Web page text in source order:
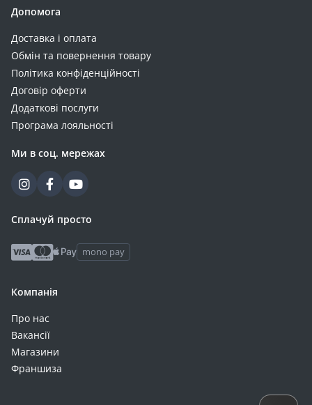
Допомога
Доставка і оплата
Обмін та повернення товару
Політика конфіденційності
Договір оферти
Додаткові послуги
Програма лояльності
Ми в соц. мережах
Сплачуй просто
mono pay
Компанія
Про нас
Вакансії
Магазини
Франшиза